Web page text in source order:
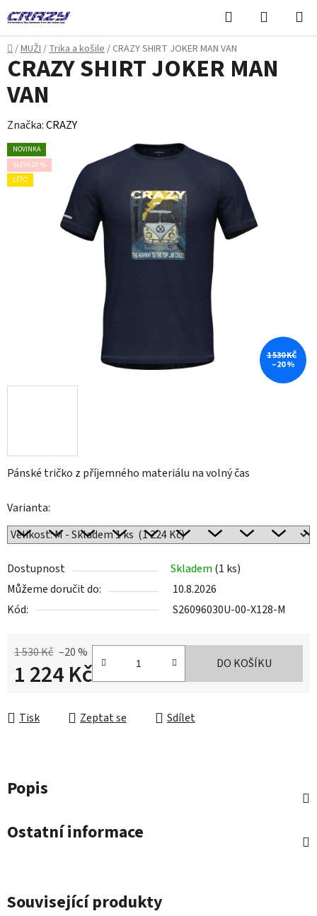
na
obsah
Hledat
KOŠÍK
Domů
/MUŽI/Trika a košile/ CRAZY SHIRT JOKER MAN VAN
Pánské tričko z příjemného materiálu na volný čas
Varianta:
Dostupnost Skladem (1 ks)
Můžeme doručit do:
10.8.2026
Kód:
S26096030U-00-X128-M
1 530 Kč –20 %
1 224 Kč DO KOŠÍKU
Tisk Zeptat se Sdílet
CRAZY SHIRT JOKER MAN
VAN
Značka:CRAZY
NOVINKA
SLEVA 20 %
LÉTO
1 530 KČ
–20 %
Popis
Ostatní informace
Související produkty